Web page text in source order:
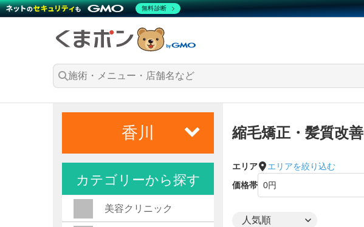
縮毛矯正・髪質改善
エリア
エリアを絞り込む
価格帯
香川
カテゴリーから探す
美容クリニック
無料診断